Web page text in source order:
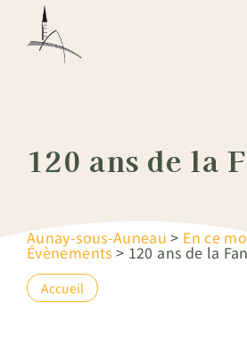
120 ans de la
Aunay-sous-Auneau > En ce
Évènements > 120 ans de la
Accueil